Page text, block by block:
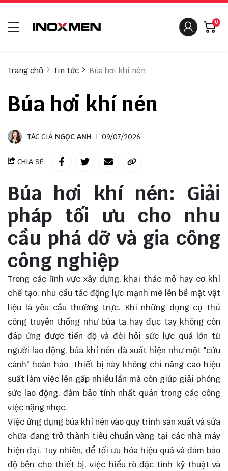
0
Trang chủ Tin tức Búa hơi khí nén
Búa hơi khí nén
TÁC GIẢ NGỌC ANH 09/07/2026
CHIA SẺ:
Búa hơi khí nén: Giải
pháp tối ưu cho nhu
cầu phá dỡ và gia công
công nghiệp
Trong các lĩnh vực xây dựng, khai thác mỏ hay cơ khí
chế tạo, nhu cầu tác động lực mạnh mẽ lên bề mặt vật
liệu là yêu cầu thường trực. Khi những dụng cụ thủ
công truyền thống như búa tạ hay đục tay không còn
đáp ứng được tiến độ và đòi hỏi sức lực quá lớn từ
người lao động, búa khí nén đã xuất hiện như một "cứu
cánh" hoàn hảo. Thiết bị này không chỉ nâng cao hiệu
suất làm việc lên gấp nhiều lần mà còn giúp giải phóng
sức lao động, đảm bảo tính nhất quán trong các công
việc nặng nhọc.
Việc ứng dụng búa khí nén vào quy trình sản xuất và sửa
chữa đang trở thành tiêu chuẩn vàng tại các nhà máy
hiện đại. Tuy nhiên, để tối ưu hóa hiệu quả và đảm bảo
độ bền cho thiết bị, việc hiểu rõ đặc tính kỹ thuật và